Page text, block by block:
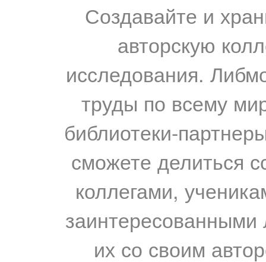
Создавайте и
авторскую
исследования.
труды по всему
библиотеки-
сможете делиться
коллегами,
их со своим